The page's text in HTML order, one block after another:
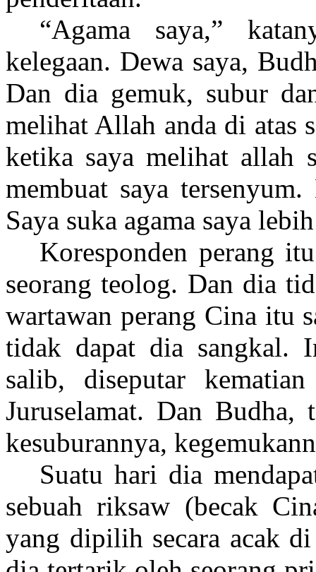
“Agama saya,”
kelegaan. Dewa saya,
Dan dia gemuk, subur
melihat Allah anda di atas
ketika saya melihat allah
membuat saya
Saya suka agama saya
Koresponden perang
seorang teolog. Dan dia
wartawan perang Cina itu
tidak dapat dia sangkal.
salib, diseputar
Juruselamat. Dan
kesuburannya,
Suatu hari dia
sebuah riksaw (becak
yang dipilih secara acak